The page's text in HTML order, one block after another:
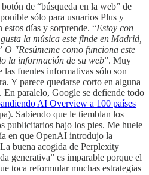
de “búsqueda en la web” de
sólo para usuarios Plus y
días y sorprende. “Estoy con
la música este finde en Madrid,
O "Resúmeme como funciona este
la información de su web”. Muy
las fuentes informativas sólo son
Y parece quedarse corto en alguna
En paralelo, Google se defiende todo
AI Overview a 100 países
Sabiendo que le tiemblan los
publicitarios bajo los pies. Me huele
en que OpenAI introdujo la
buena acogida de Perplexity
generativa” es imparable porque el
toca reformular muchas estrategias